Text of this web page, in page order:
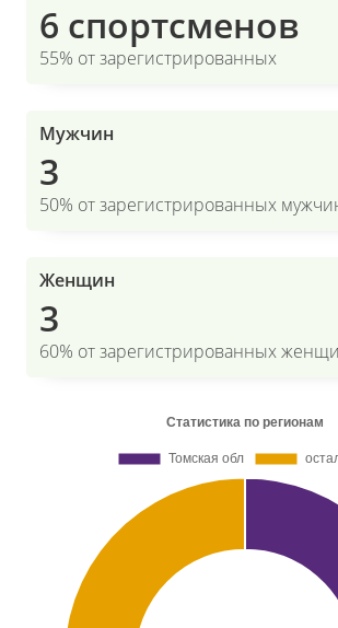
6 спортсменов
55% от зарегистрированных
Мужчин
3
50% от зарегистрированных
Женщин
3
60% от зарегистрированных